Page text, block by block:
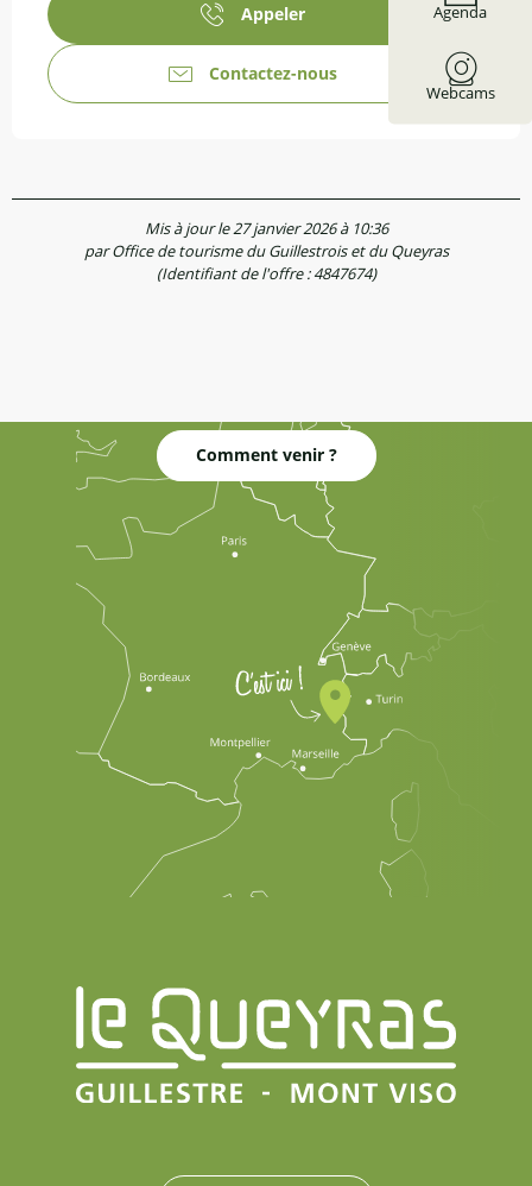
Agenda
Webcams
Appeler
Contactez-nous
Mis à jour le 27 janvier 2026 à 10:36
par Office de tourisme du Guillestrois et du Queyras
(Identifiant de l'offre :4847674)
Comment venir ?